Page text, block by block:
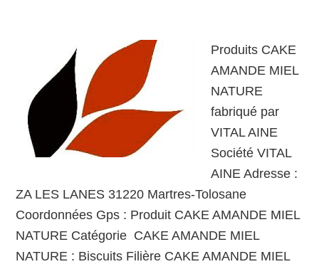
Produits CAKE
AMANDE MIEL
NATURE
fabriqué par
VITAL AINE
Société VITAL
AINE Adresse :
ZA LES LANES 31220 Martres-Tolosane
Coordonnées Gps : Produit CAKE AMANDE MIEL
NATURE Catégorie CAKE AMANDE MIEL
NATURE : Biscuits Filière CAKE AMANDE MIEL